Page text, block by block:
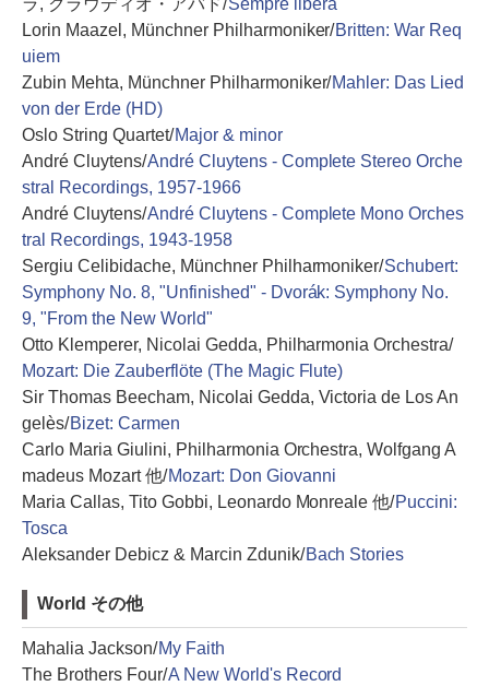
ラ, クラウディオ・アバド/Sempre libera
Lorin Maazel, Münchner Philharmoniker/Britten: War Req
uiem
Zubin Mehta, Münchner Philharmoniker/Mahler: Das Lied
von der Erde (HD)
Oslo String Quartet/Major & minor
André Cluytens/André Cluytens - Complete Stereo Orche
stral Recordings, 1957-1966
André Cluytens/André Cluytens - Complete Mono Orches
tral Recordings, 1943-1958
Sergiu Celibidache, Münchner Philharmoniker/Schubert:
Symphony No. 8, "Unfinished" - Dvorák: Symphony No.
9, "From the New World"
Otto Klemperer, Nicolai Gedda, Philharmonia Orchestra/
Mozart: Die Zauberflöte (The Magic Flute)
Sir Thomas Beecham, Nicolai Gedda, Victoria de Los An
gelès/Bizet: Carmen
Carlo Maria Giulini, Philharmonia Orchestra, Wolfgang A
madeus Mozart 他/Mozart: Don Giovanni
Maria Callas, Tito Gobbi, Leonardo Monreale 他/Puccini:
Tosca
Aleksander Debicz & Marcin Zdunik/Bach Stories
World その他
Mahalia Jackson/My Faith
The Brothers Four/A New World's Record